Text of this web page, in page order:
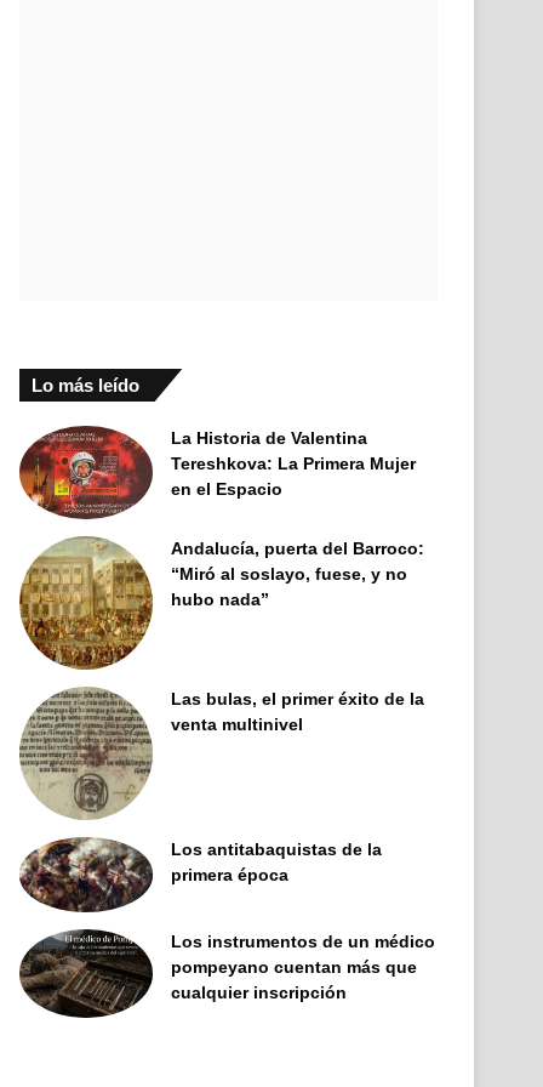
Lo más leído
La Historia de Valentina
Tereshkova: La Primera Mujer
en el Espacio
Andalucía, puerta del Barroco:
“Miró al soslayo, fuese, y no
hubo nada”
Las bulas, el primer éxito de la
venta multinivel
Los antitabaquistas de la
primera época
Los instrumentos de un médico
pompeyano cuentan más que
cualquier inscripción